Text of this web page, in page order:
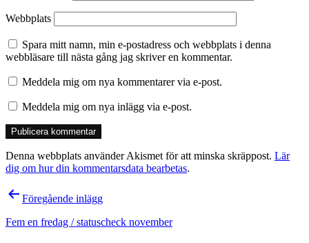
Webbplats
Spara mitt namn, min e-postadress och webbplats i denna
webbläsare till nästa gång jag skriver en kommentar.
Meddela mig om nya kommentarer via e-post.
Meddela mig om nya inlägg via e-post.
Denna webbplats använder Akismet för att minska skräppost. Lär
dig om hur din kommentarsdata bearbetas.
Inläggsnavigering
Föregående inlägg
Fem en fredag / statuscheck november